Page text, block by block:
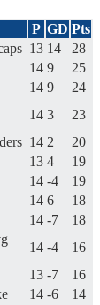
P GD Pts
13 14
28
14 9
25
14 9
24
14 3
23
14 2
20
13 4
19
14 -4
19
14 6
18
14 -7
18
14 -4
16
13 -7
16
14 -6
14